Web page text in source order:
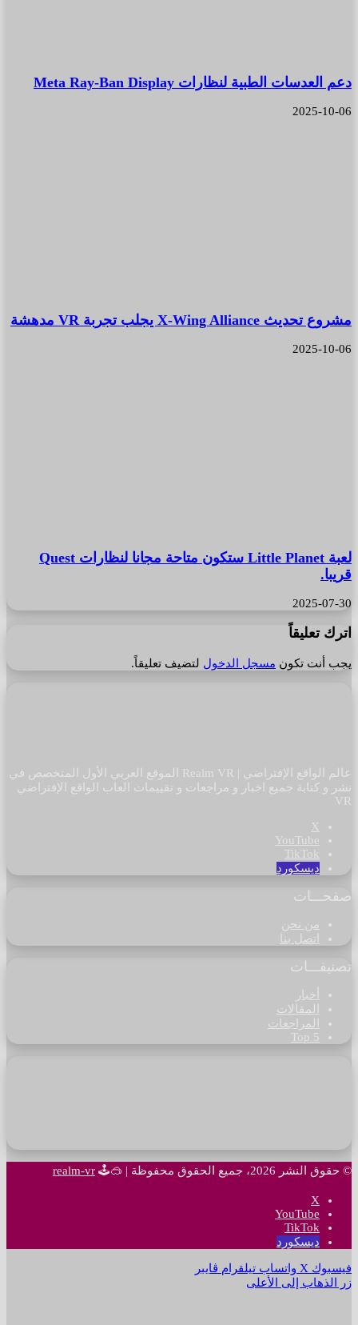
دعم العدسات الطبية لنظارات Meta Ray-Ban Display
2025-10-06
مشروع تحديث X-Wing Alliance يجلب تجربة VR مدهشة
2025-10-06
لعبة Little Planet ستكون متاحة مجانا لنظارات Quest
قريبا.
2025-07-30
اترك تعليقاً
يجب أنت تكون مسجل الدخول لتضيف تعليقاً.
عالم الواقع الإفتراضي | Realm VR الموقع العربي الأول المتخصص في
نشر و كتابة جميع اخبار و مراجعات و تقييمات العاب الواقع الإفتراضي
VR
‫X
‫YouTube
‫TikTok
ديسكورد
صفحـــات
من نحن
اتصل بنا
تصنيفـــات
أخبار
المقالات
المراجعات
Top 5
© حقوق النشر 2026، جميع الحقوق محفوظة | 🥽🕹
realm-vr
‫X
‫YouTube
‫TikTok
ديسكورد
فيسبوك ‫X واتساب تيلقرام ڤايبر
زر الذهاب إلى الأعلى